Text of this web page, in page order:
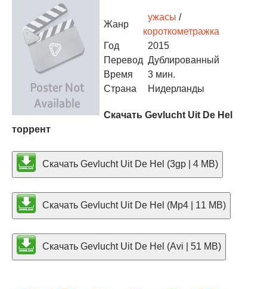
Жанр
ужасы /
короткометражка
Год
2015
Перевод Дублированный
Время
3 мин.
Страна
Нидерланды
Скачать Gevlucht Uit De Hel
торрент
Скачать Gevlucht Uit De Hel (3gp | 4 MB)
Скачать Gevlucht Uit De Hel (Mp4 | 11 MB)
Скачать Gevlucht Uit De Hel (Avi | 51 MB)